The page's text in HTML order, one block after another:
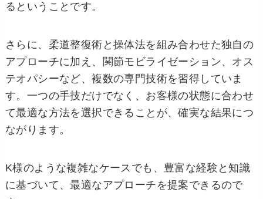
るということです。
さらに、柔道整復術と操体法を組み合わせた独自の
アプローチに加え、関節モビライゼーション、オス
テオパシーなど、複数の専門技術を習得していま
す。一つの手技だけでなく、お客様の状態に合わせ
て最適な方法を選択できることが、確実な結果につ
ながります。
K様のような複雑なケースでも、豊富な経験と知識
に基づいて、最適なアプローチを提案できるので